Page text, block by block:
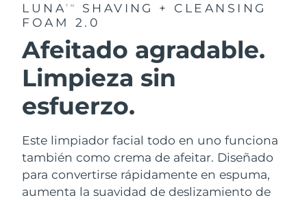
LUNATM
SHAVING + CLEANSING
FOAM 2.0
Afeitado agradable.
Limpieza sin
esfuerzo.
Este limpiador facial todo en uno funciona
también como crema de afeitar. Diseñado
para convertirse rápidamente en espuma,
aumenta la suavidad de deslizamiento de